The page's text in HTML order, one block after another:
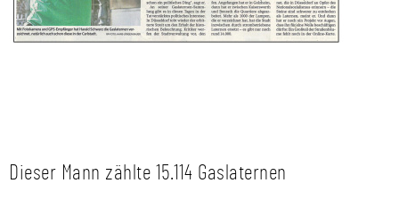
Dieser Mann zählte 15.114 Gaslaternen